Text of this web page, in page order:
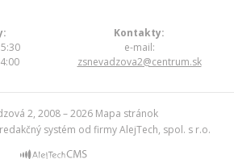
Kontakty:
e-mail:
zsnevadzova2@centrum.sk
2, 2008 – 2026 Mapa stránok
redakčný systém od firmyAlejTech, spol. s r.o.